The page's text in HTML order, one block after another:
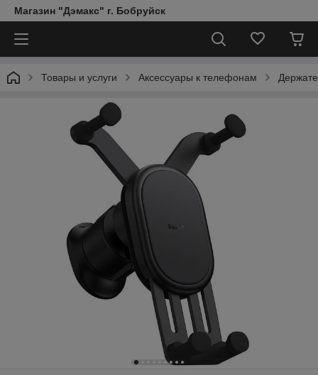
Магазин "Дэмакс" г. Бобруйск
Товары и услуги Аксессуары к телефонам